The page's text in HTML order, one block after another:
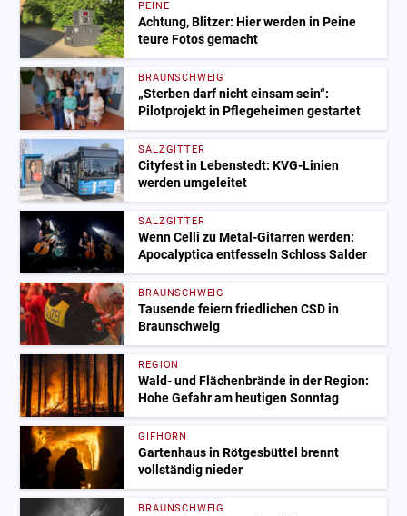
PEINE
Achtung, Blitzer: Hier werden in Peine
teure Fotos gemacht
BRAUNSCHWEIG
„Sterben darf nicht einsam sein“:
Pilotprojekt in Pflegeheimen gestartet
SALZGITTER
Cityfest in Lebenstedt: KVG-Linien
werden umgeleitet
SALZGITTER
Wenn Celli zu Metal-Gitarren werden:
Apocalyptica entfesseln Schloss Salder
BRAUNSCHWEIG
Tausende feiern friedlichen CSD in
Braunschweig
REGION
Wald- und Flächenbrände in der Region:
Hohe Gefahr am heutigen Sonntag
GIFHORN
Gartenhaus in Rötgesbüttel brennt
vollständig nieder
BRAUNSCHWEIG